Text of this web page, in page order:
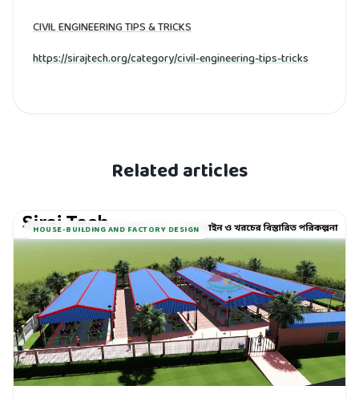
CIVIL ENGINEERING TIPS & TRICKS
https://sirajtech.org/category/civil-engineering-tips-tricks
Related articles
HOUSE-BUILDING AND FACTORY DESIGN